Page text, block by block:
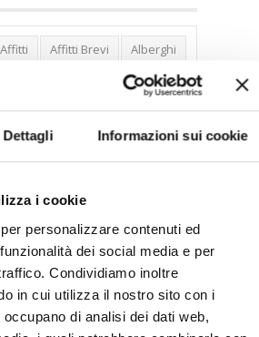
Dettagli Informazioni sui cookie
i cookie
personalizzare contenuti ed
dei social media e per
Condividiamo inoltre
in cui utilizza il nostro sito con i
di analisi dei dati web,
Affitti Affitti Brevi
Alberghi
Banca Woolwich
Affitti Brevi
Cambioabitazione
Case Green
Cedolare Secca
Compravendite Immobiliari
Confcommercio
Detrazioni Edilizie
Emissioni
Firenze